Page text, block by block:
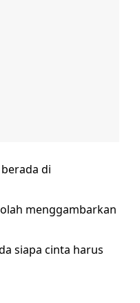
di
menggambarkan
siapa cinta harus